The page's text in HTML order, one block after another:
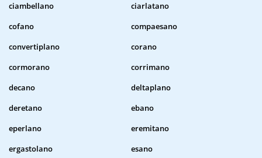
ciambellano
ciarlatano
cofano
compaesano
convertiplano
corano
cormorano
corrimano
decano
deltaplano
deretano
ebano
eperlano
eremitano
ergastolano
esano